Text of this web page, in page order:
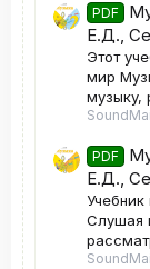
PDF
Е.Д.,
Этот
мир
музыку,
PDF
Е.Д.,
Слушая